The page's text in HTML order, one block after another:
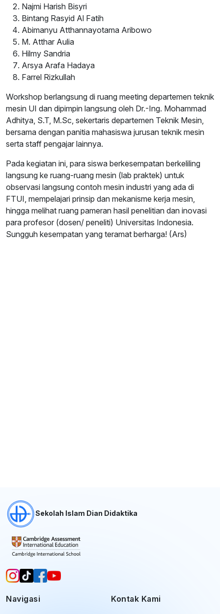
Najmi Harish Bisyri
Bintang Rasyid Al Fatih
Abimanyu Atthannayotama Aribowo
M. Atthar Aulia
Hilmy Sandria
Arsya Arafa Hadaya
Farrel Rizkullah
Workshop berlangsung di ruang meeting departemen teknik
mesin UI dan dipimpin langsung oleh Dr.-Ing. Mohammad
Adhitya, S.T, M.Sc, sekertaris departemen Teknik Mesin,
bersama dengan panitia mahasiswa jurusan teknik mesin
serta staff pengajar lainnya.
Pada kegiatan ini, para siswa berkesempatan berkeliling
langsung ke ruang-ruang mesin (lab praktek) untuk
observasi langsung contoh mesin industri yang ada di
FTUI, mempelajari prinsip dan mekanisme kerja mesin,
hingga melihat ruang pameran hasil penelitian dan inovasi
para profesor (dosen/ peneliti) Universitas Indonesia.
Sungguh kesempatan yang teramat berharga! (Ars)
Sekolah Islam Dian Didaktika
Navigasi
Kontak Kami